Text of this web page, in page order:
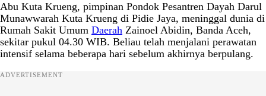
Abu Kuta Krueng, pimpinan Pondok Pesantren Dayah Darul
Munawwarah Kuta Krueng di Pidie Jaya, meninggal dunia di
Rumah Sakit Umum Daerah Zainoel Abidin, Banda Aceh,
sekitar pukul 04.30 WIB. Beliau telah menjalani perawatan
intensif selama beberapa hari sebelum akhirnya berpulang.
ADVERTISEMENT